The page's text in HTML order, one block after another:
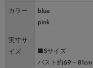
カラー
blue
pink
実寸サ
イズ
■Sサイズ
バスト約69～